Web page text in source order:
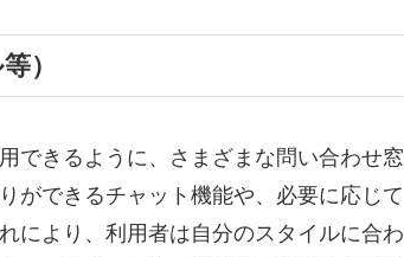
）
できるように、さまざまな問い合わせ窓
ができるチャット機能や、必要に応じて
により、利用者は自分のスタイルに合わ